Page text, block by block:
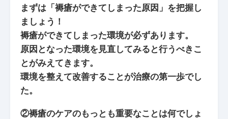
まずは「褥瘡ができてしまった原因」を把握し
ましょう！
褥瘡ができてしまった環境が必ずあります。
原因となった環境を見直してみると行うべきこ
とがみえてきます。
環境を整えて改善することが治療の第一歩でし
た。
②褥瘡のケアのもっとも重要なことは何でしょ